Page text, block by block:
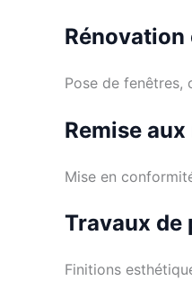
Pose de fenêtres,
Remise
Mise en
Travaux de
Finitions